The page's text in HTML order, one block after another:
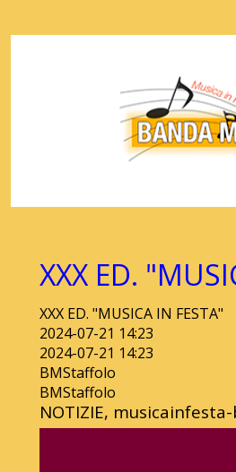
XXX ED.
XXX ED. "MUSICA IN FESTA"
2024-07-21 14:23
2024-07-21 14:23
BMStaffolo
BMStaffolo
NOTIZIE,